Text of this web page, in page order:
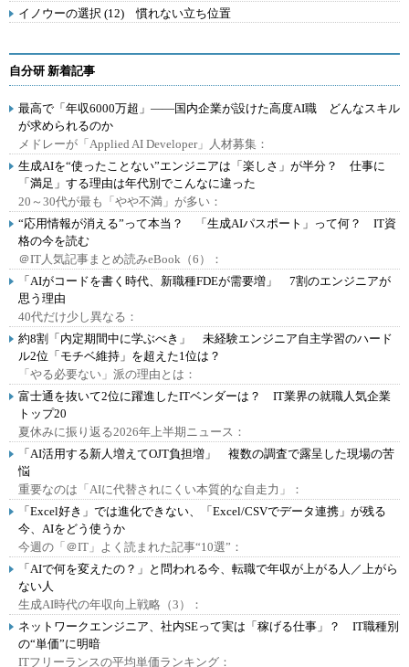
イノウーの選択 (12) 慣れない立ち位置
自分研 新着記事
最高で「年収6000万超」――国内企業が設けた高度AI職 どんなスキル
が求められるのか
メドレーが「Applied AI Developer」人材募集：
生成AIを“使ったことない”エンジニアは「楽しさ」が半分？ 仕事に
「満足」する理由は年代別でこんなに違った
20～30代が最も「やや不満」が多い：
“応用情報が消える”って本当？ 「生成AIパスポート」って何？ IT資
格の今を読む
＠IT人気記事まとめ読みeBook（6）：
「AIがコードを書く時代、新職種FDEが需要増」 7割のエンジニアが
思う理由
40代だけ少し異なる：
約8割「内定期間中に学ぶべき」 未経験エンジニア自主学習のハード
ル2位「モチベ維持」を超えた1位は？
「やる必要ない」派の理由とは：
富士通を抜いて2位に躍進したITベンダーは？ IT業界の就職人気企業
トップ20
夏休みに振り返る2026年上半期ニュース：
「AI活用する新人増えてOJT負担増」 複数の調査で露呈した現場の苦
悩
重要なのは「AIに代替されにくい本質的な自走力」：
「Excel好き」では進化できない、「Excel/CSVでデータ連携」が残る
今、AIをどう使うか
今週の「＠IT」よく読まれた記事“10選”：
「AIで何を変えたの？」と問われる今、転職で年収が上がる人／上がら
ない人
生成AI時代の年収向上戦略（3）：
ネットワークエンジニア、社内SEって実は「稼げる仕事」？ IT職種別
の“単価”に明暗
ITフリーランスの平均単価ランキング：